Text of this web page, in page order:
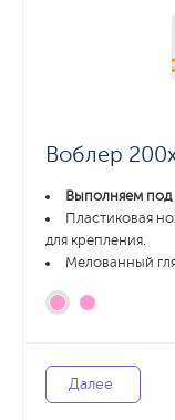
Воблер
Выполняем под
Пластиковая
для крепления.
Мелованный
Далее